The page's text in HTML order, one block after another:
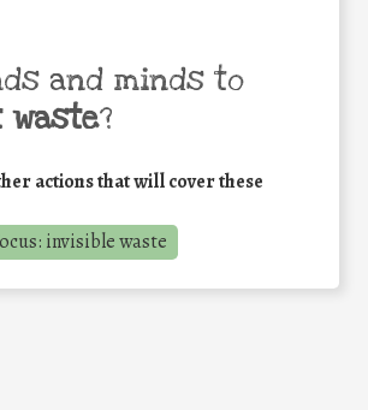
and minds to
waste?
actions that will cover these
invisible waste